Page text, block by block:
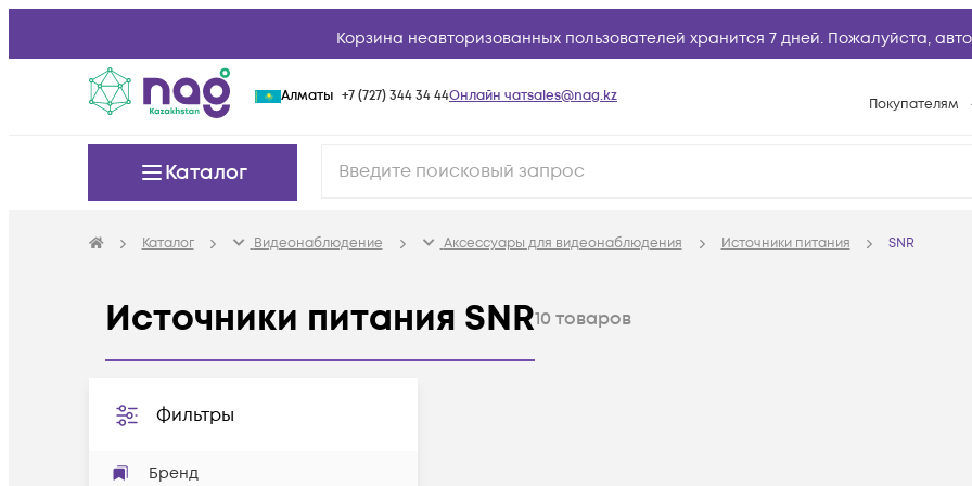
Корзина неавторизованных пользователей хранится 7 дней. Пожалуйста,
Алматы +7 (727) 344 34 44Онлайн чатsales@nag.kz Покупателям
Каталог
Каталог Видеонаблюдение Аксессуары для видеонаблюдения Источники питания SNR
Источники питания SNR10 товаров
Фильтры
Бренд